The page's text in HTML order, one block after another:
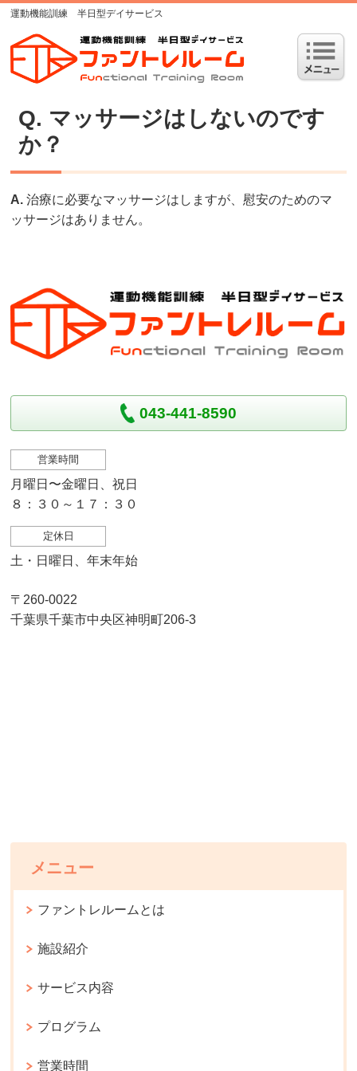
運動機能訓練 半日型デイサービス
Q. マッサージはしないのです
か？
A. 治療に必要なマッサージはしますが、慰安のためのマ
ッサージはありません。
043-441-8590
営業時間
月曜日〜金曜日、祝日
８：３０～１７：３０
定休日
土・日曜日、年末年始
〒260-0022
千葉県千葉市中央区神明町206-3
メニュー
ファントレルームとは
施設紹介
サービス内容
プログラム
営業時間